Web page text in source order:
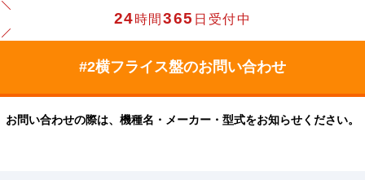
24時間365 日受付中
お問い合わせの際は、機種名・メーカー・型式をお知らせください。